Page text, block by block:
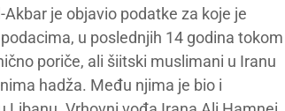
je objavio podatke za koje je
u poslednjih 14 godina tokom
poriče, ali šiitski muslimani u Iranu
hadža. Među njima je bio i